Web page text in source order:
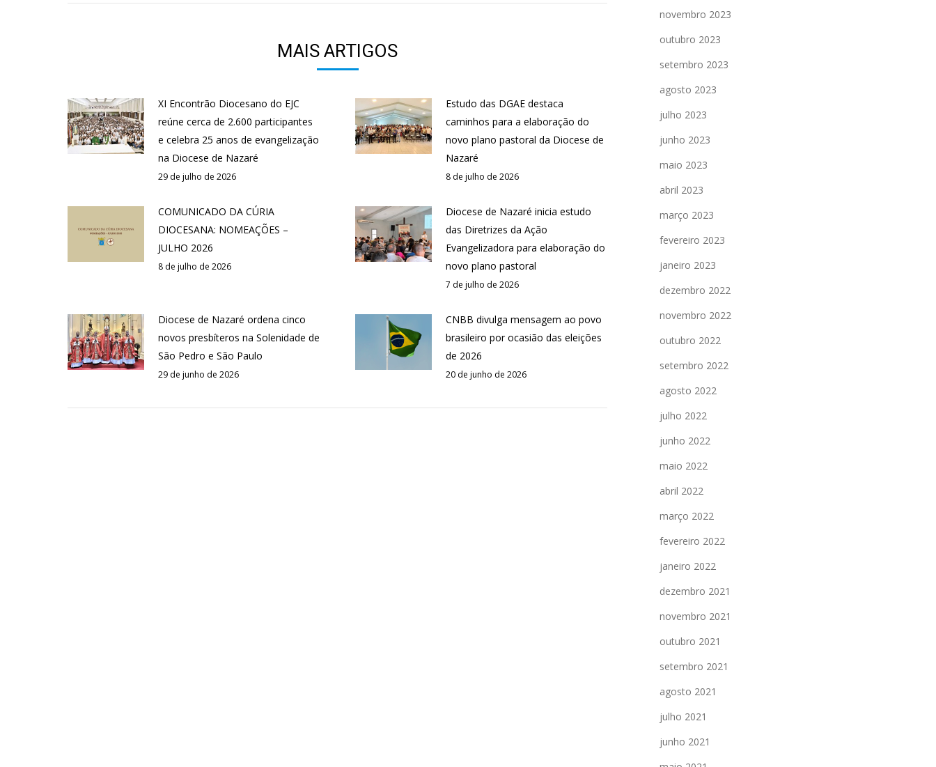
MAIS ARTIGOS
XI Encontrão Diocesano do EJC
reúne cerca de 2.600 participantes
e celebra 25 anos de evangelização
na Diocese de Nazaré
29 de julho de 2026
Estudo das DGAE destaca
caminhos para a elaboração do
novo plano pastoral da Diocese de
Nazaré
8 de julho de 2026
COMUNICADO DA CÚRIA
DIOCESANA: NOMEAÇÕES –
JULHO 2026
8 de julho de 2026
Diocese de Nazaré inicia estudo
das Diretrizes da Ação
Evangelizadora para elaboração do
novo plano pastoral
7 de julho de 2026
Diocese de Nazaré ordena cinco
novos presbíteros na Solenidade de
São Pedro e São Paulo
29 de junho de 2026
CNBB divulga mensagem ao povo
brasileiro por ocasião das eleições
de 2026
20 de junho de 2026
novembro 2023
outubro 2023
setembro 2023
agosto 2023
julho 2023
junho 2023
maio 2023
abril 2023
março 2023
fevereiro 2023
janeiro 2023
dezembro 2022
novembro 2022
outubro 2022
setembro 2022
agosto 2022
julho 2022
junho 2022
maio 2022
abril 2022
março 2022
fevereiro 2022
janeiro 2022
dezembro 2021
novembro 2021
outubro 2021
setembro 2021
agosto 2021
julho 2021
junho 2021